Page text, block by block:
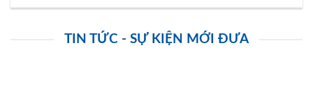
TIN TỨC - SỰ KIỆN MỚI ĐƯA